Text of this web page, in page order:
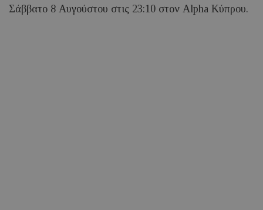
Σάββατο 8 Αυγούστου στις 23:10 στον Alpha Κύπρου.